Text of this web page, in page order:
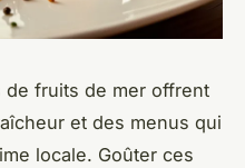
de fruits de mer offrent
et des menus qui
locale. Goûter ces